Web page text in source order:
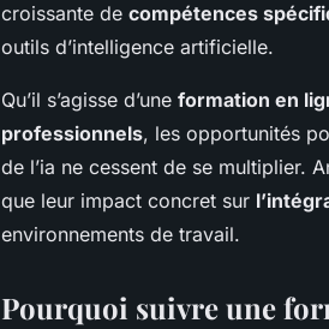
croissante de compétences
outils d’intelligence artificielle.
Qu’il s’agisse d’une formation en
professionnels, les opportunités
de l’ia ne cessent de se multiplier.
que leur impact concret sur
environnements de travail.
Pourquoi suivre une